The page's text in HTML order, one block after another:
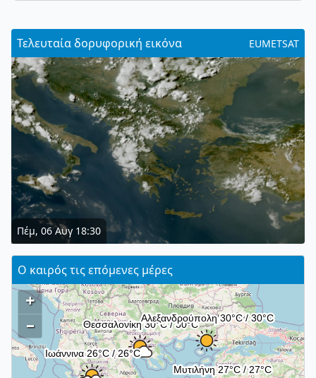
Τελευταία δορυφορική εικόνα EUMETSAT
Πέμ, 06 Αυγ 18:30
Ο καιρός τις επόμενες μέρες
+
–